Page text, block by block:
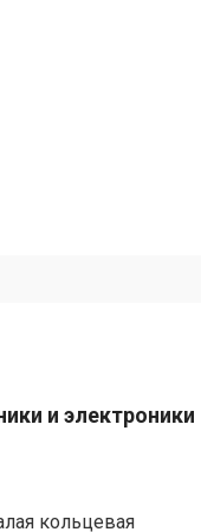
помещений до
и электроники
кольцевая